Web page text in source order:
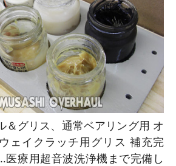
＆グリス、通常ベアリング用 オ
ェイクラッチ用グリス 補充完
医療用超音波洗浄機まで完備し